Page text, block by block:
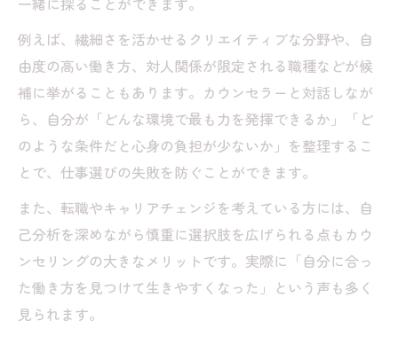
例えば、繊細さを活かせるクリエイティブな分野や、自
由度の高い働き方、対人関係が限定される職種などが候
補に挙がることもあります。カウンセラーと対話しなが
ら、自分が「どんな環境で最も力を発揮できるか」「ど
のような条件だと心身の負担が少ないか」を整理するこ
とで、仕事選びの失敗を防ぐことができます。
また、転職やキャリアチェンジを考えている方には、自
己分析を深めながら慎重に選択肢を広げられる点もカウ
ンセリングの大きなメリットです。実際に「自分に合っ
た働き方を見つけて生きやすくなった」という声も多く
見られます。